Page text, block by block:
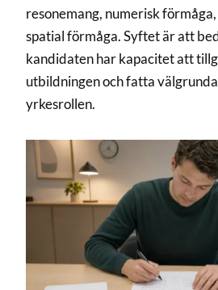
resonemang, numerisk
spatial förmåga. Syftet är att
kandidaten har kapacitet att
utbildningen och fatta
yrkesrollen.